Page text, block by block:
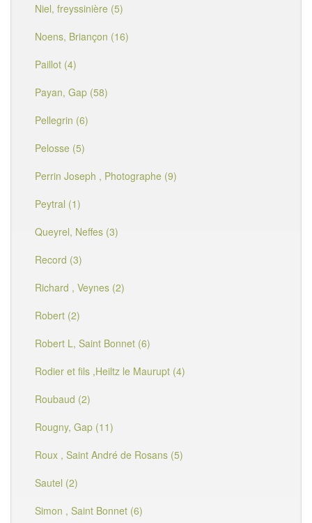
Niel, freyssinière (5)
Noens, Briançon (16)
Paillot (4)
Payan, Gap (58)
Pellegrin (6)
Pelosse (5)
Perrin Joseph , Photographe (9)
Peytral (1)
Queyrel, Neffes (3)
Record (3)
Richard , Veynes (2)
Robert (2)
Robert L, Saint Bonnet (6)
Rodier et fils ,Heiltz le Maurupt (4)
Roubaud (2)
Rougny, Gap (11)
Roux , Saint André de Rosans (5)
Sautel (2)
Simon , Saint Bonnet (6)